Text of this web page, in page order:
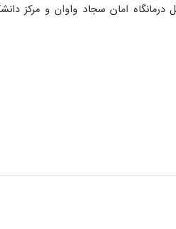
امان سجاد واوان و مرکز